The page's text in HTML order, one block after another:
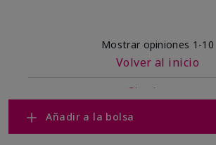
Añadir a la bolsa
Mostrar opiniones 1-10
Volver al inicio
Siguiente